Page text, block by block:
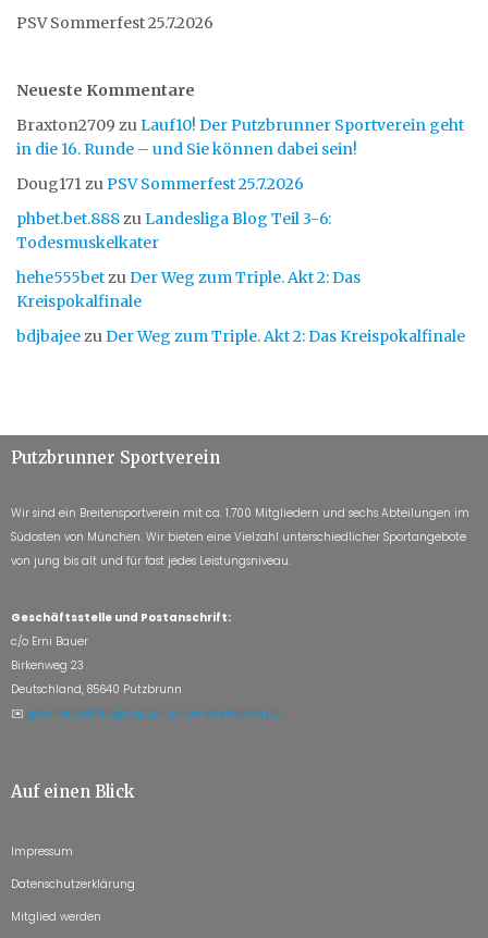
PSV Sommerfest 25.7.2026
Neueste Kommentare
Braxton2709 zuLauf10! Der Putzbrunner Sportverein geht
in die 16. Runde – und Sie können dabei sein!
Doug171zuPSV Sommerfest 25.7.2026
phbet.bet.888zuLandesliga Blog Teil 3-6:
Todesmuskelkater
hehe555betzuDer Weg zum Triple. Akt 2: Das
Kreispokalfinale
bdjbajeezuDer Weg zum Triple. Akt 2: Das Kreispokalfinale
Putzbrunner Sportverein
Wir sind ein Breitensportverein mit ca. 1.700 Mitgliedern und sechs Abteilungen im
Südosten von München. Wir bieten eine Vielzahl unterschiedlicher Sportangebote
von jung bis alt und für fast jedes Leistungsniveau.
Geschäftsstelle und Postanschrift:
c/o Erni Bauer
Birkenweg 23
Deutschland, 85640 Putzbrunn
✉️ geschaeftsstelle@putzbrunner-sportverein.de
Auf einen Blick
Impressum
Datenschutzerklärung
Mitglied werden